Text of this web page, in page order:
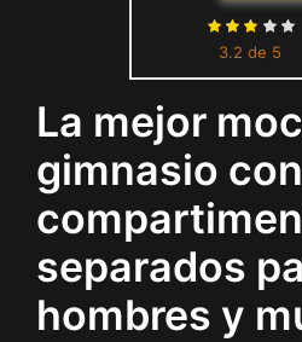
Bolsa de Fin
Bolso
húmedo y seco
3.2 de 5
La mejor
gimnasio con
separados
hombres y